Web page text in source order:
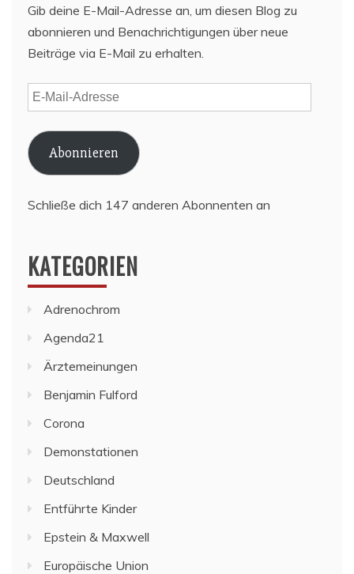
Gib deine E-Mail-Adresse an, um diesen Blog zu
abonnieren und Benachrichtigungen über neue
Beiträge via E-Mail zu erhalten.
E-
Mail-
Adresse
Abonnieren
Schließe dich 147 anderen Abonnenten an
KATEGORIEN
Adrenochrom
Agenda21
Ärztemeinungen
Benjamin Fulford
Corona
Demonstationen
Deutschland
Entführte Kinder
Epstein & Maxwell
Europäische Union